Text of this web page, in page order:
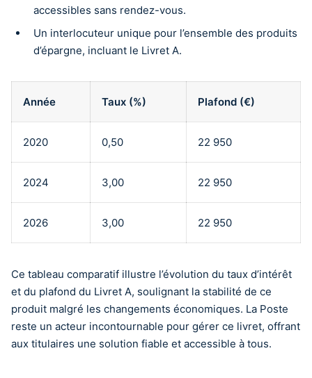
accessibles sans rendez-vous.
Un interlocuteur unique pour l’ensemble des produits
d’épargne, incluant le Livret A.
Année Taux (%) Plafond (€)
2020 0,50 22 950
2024 3,00 22 950
2026 3,00 22 950
Ce tableau comparatif illustre l’évolution du taux d’intérêt
et du plafond du Livret A, soulignant la stabilité de ce
produit malgré les changements économiques. La Poste
reste un acteur incontournable pour gérer ce livret, offrant
aux titulaires une solution fiable et accessible à tous.